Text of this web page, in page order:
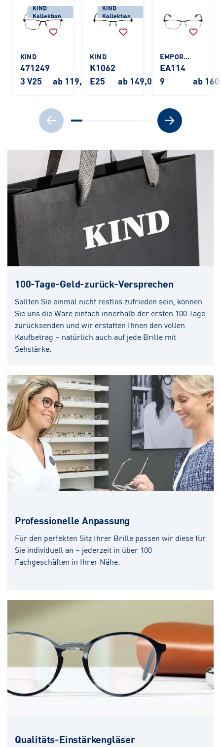
KIND
Kollektion
KIND
471249
3 V25
ab 119,00 €
KIND
Kollektion
KIND
K1062
E25
ab 149,00 €
EMPORIO ARMANI
EA114
9
ab
100-Tage-Geld-zurück-Versprechen
Sollten Sie einmal nicht restlos zufrieden sein, können
Sie uns die Ware einfach innerhalb der ersten 100 Tage
zurücksenden und wir erstatten Ihnen den vollen
Kaufbetrag – natürlich auch auf jede Brille mit
Sehstärke.
Professionelle Anpassung
Für den perfekten Sitz Ihrer Brille passen wir diese für
Sie individuell an – jederzeit in über 100
Fachgeschäften in Ihrer Nähe.
Qualitäts-Einstärkengläser